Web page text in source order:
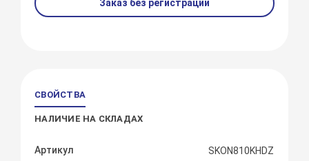
Заказ без регистрации
СВОЙСТВА
НАЛИЧИЕ НА СКЛАДАХ
Артикул SKON810KHDZ